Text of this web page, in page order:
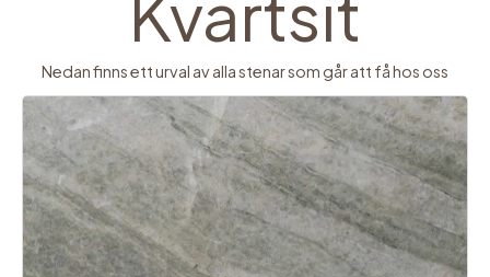
Nedan finns ett urval av alla stenar som går att få hos oss